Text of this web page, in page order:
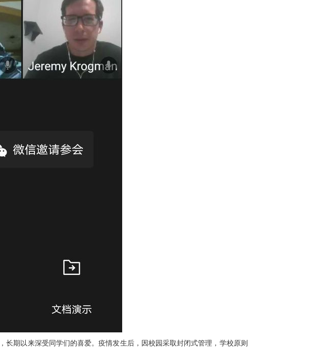
期以来深受同学们的喜爱。疫情发生后，因校园采取封闭式管理，学校原则